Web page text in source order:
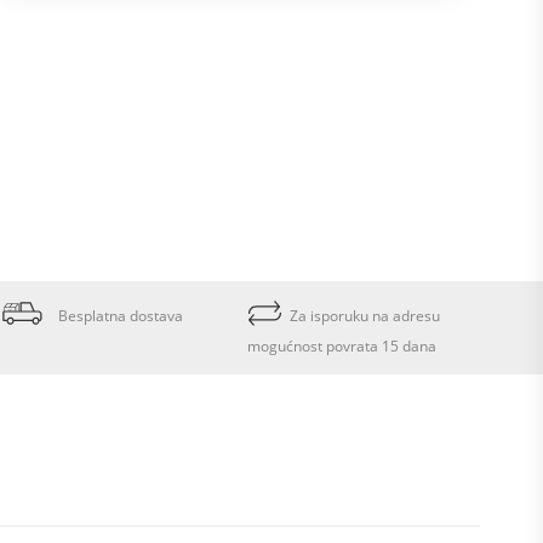
Besplatna dostava
Za isporuku na adresu
mogućnost povrata 15 dana